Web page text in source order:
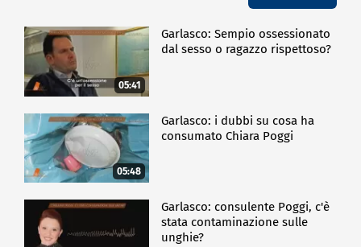
05:41
Garlasco: Sempio ossessionato
dal sesso o ragazzo rispettoso?
05:48
Garlasco: i dubbi su cosa ha
consumato Chiara Poggi
Garlasco: consulente Poggi, c'è
stata contaminazione sulle
unghie?